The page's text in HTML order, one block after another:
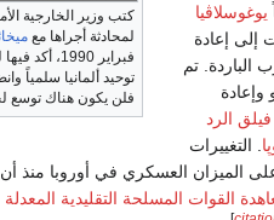
كتب وزير الخارجية
لمحادثة أجراها مع
فبراير
توحيد ألمانيا سلمياً
فلن يكون هناك توسع
يوغوسلاڤيا
إعادة
الباردة. تم
فيلق الرد
. التغييرات
على الميزان العسكري في أوروبا منذ
القوات المسلحة التقليدية